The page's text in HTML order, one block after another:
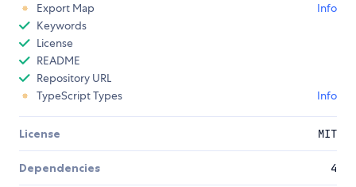
Export Map
Info
Keywords
License
README
Repository URL
TypeScript Types
Info
License MIT
Dependencies 4